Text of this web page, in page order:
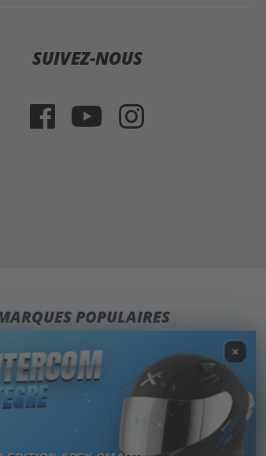
✕
SUIVEZ-NOUS
POPULAIRES
Casques Shark
Scorpion
Shoei
AGV